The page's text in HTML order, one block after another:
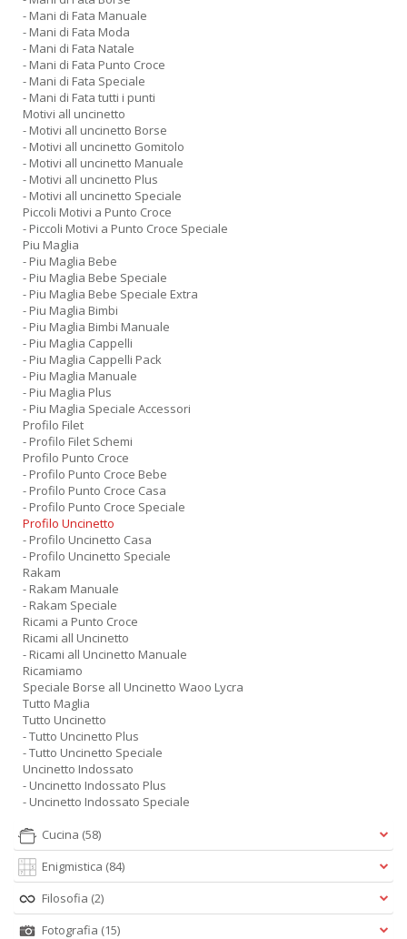
- Mani di Fata Manuale
- Mani di Fata Moda
- Mani di Fata Natale
- Mani di Fata Punto Croce
- Mani di Fata Speciale
- Mani di Fata tutti i punti
Motivi all uncinetto
- Motivi all uncinetto Borse
- Motivi all uncinetto Gomitolo
- Motivi all uncinetto Manuale
- Motivi all uncinetto Plus
- Motivi all uncinetto Speciale
Piccoli Motivi a Punto Croce
- Piccoli Motivi a Punto Croce Speciale
Piu Maglia
- Piu Maglia Bebe
- Piu Maglia Bebe Speciale
- Piu Maglia Bebe Speciale Extra
- Piu Maglia Bimbi
- Piu Maglia Bimbi Manuale
- Piu Maglia Cappelli
- Piu Maglia Cappelli Pack
- Piu Maglia Manuale
- Piu Maglia Plus
- Piu Maglia Speciale Accessori
Profilo Filet
- Profilo Filet Schemi
Profilo Punto Croce
- Profilo Punto Croce Bebe
- Profilo Punto Croce Casa
- Profilo Punto Croce Speciale
Profilo Uncinetto
- Profilo Uncinetto Casa
- Profilo Uncinetto Speciale
Rakam
- Rakam Manuale
- Rakam Speciale
Ricami a Punto Croce
Ricami all Uncinetto
- Ricami all Uncinetto Manuale
Ricamiamo
Speciale Borse all Uncinetto Waoo Lycra
Tutto Maglia
Tutto Uncinetto
- Tutto Uncinetto Plus
- Tutto Uncinetto Speciale
Uncinetto Indossato
- Uncinetto Indossato Plus
- Uncinetto Indossato Speciale
Cucina (58)
Enigmistica (84)
Filosofia (2)
Fotografia (15)